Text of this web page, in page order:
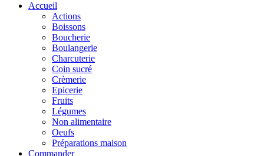
Accueil
Actions
Boissons
Boucherie
Boulangerie
Charcuterie
Coin sucré
Crèmerie
Epicerie
Fruits
Légumes
Non alimentaire
Oeufs
Préparations maison
Commander